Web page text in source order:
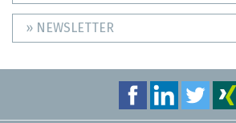
» NEWSLETTER